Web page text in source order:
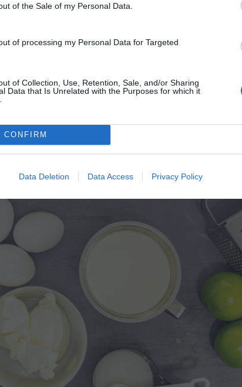
of the Sale of my Personal Data.
of processing my Personal Data for Targeted
of Collection, Use, Retention, Sale, and/or Sharing
Data that Is Unrelated with the Purposes for which it
CONFIRM
Data Deletion Data Access Privacy Policy
färska hallon och blåbär samt sötsyrliga rårörda